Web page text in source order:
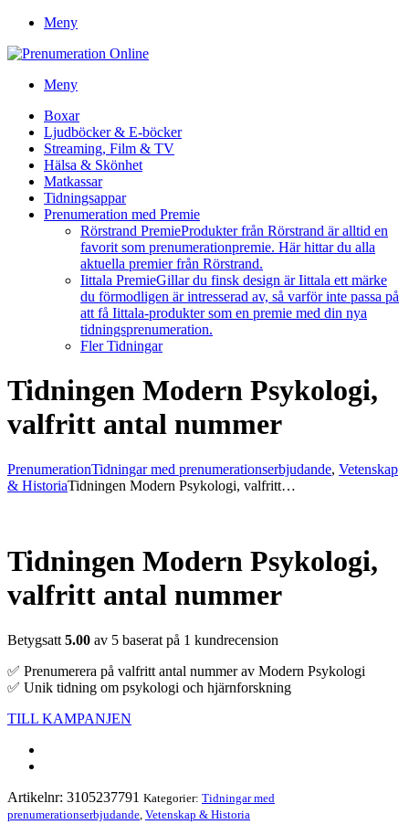
Meny
Meny
Boxar
Ljudböcker & E-böcker
Streaming, Film & TV
Hälsa & Skönhet
Matkassar
Tidningsappar
Prenumeration med Premie
Rörstrand PremieProdukter från Rörstrand är alltid en
favorit som prenumerationpremie. Här hittar du alla
aktuella premier från Rörstrand.
Iittala PremieGillar du finsk design är Iittala ett märke
du förmodligen är intresserad av, så varför inte passa på
att få Iittala-produkter som en premie med din nya
tidningsprenumeration.
Fler Tidningar
Tidningen Modern Psykologi,
valfritt antal nummer
PrenumerationTidningar med prenumerationserbjudande, Vetenskap
& HistoriaTidningen Modern Psykologi, valfritt…
Tidningen Modern Psykologi,
valfritt antal nummer
Betygsatt 5.00 av 5 baserat på 1 kundrecension
✅ Prenumerera på valfritt antal nummer av Modern Psykologi
✅ Unik tidning om psykologi och hjärnforskning
TILL KAMPANJEN
Artikelnr: 3105237791 Kategorier: Tidningar med
prenumerationserbjudande Vetenskap & Historia